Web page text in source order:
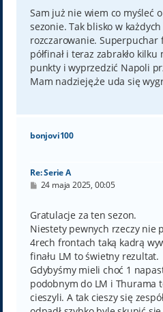
t
Sam już nie wiem co myśleć
sezonie. Tak blisko w
rozczarowanie. Superpuchar
półfinał i teraz zabrakło
punkty i wyprzedzić Napoli
Mam nadzieję,że uda się
bonjovi100
Re: Serie A
P
t
24 maja 2025, 00:05
Gratulacje za ten sezon.
Niestety pewnych rzeczy nie
4rech frontach taką kadrą
finału LM to świetny rezultat.
Gdybyśmy mieli choć 1
podobnym do LM i Thurama
cieszyli. A tak cieszy się